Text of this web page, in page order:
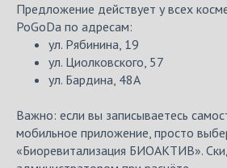
Предложение действует у всех
PoGoDa по адресам:
ул. Рябинина, 19
ул. Циолковского, 57
ул. Бардина, 48А
Важно: если вы записываетесь
мобильное приложение, просто
«Биоревитализация БИОАКТИВ».